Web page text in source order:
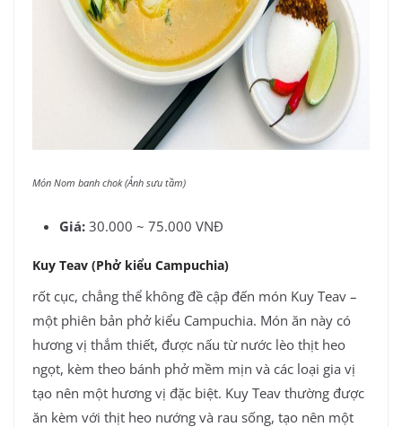
Món Nom banh chok (Ảnh sưu tầm)
Giá: 30.000 ~ 75.000 VNĐ
Kuy Teav (Phở kiểu Campuchia)
rốt cục, chẳng thể không đề cập đến món Kuy Teav –
một phiên bản phở kiểu Campuchia. Món ăn này có
hương vị thắm thiết, được nấu từ nước lèo thịt heo
ngọt, kèm theo bánh phở mềm mịn và các loại gia vị
tạo nên một hương vị đặc biệt. Kuy Teav thường được
ăn kèm với thịt heo nướng và rau sống, tạo nên một